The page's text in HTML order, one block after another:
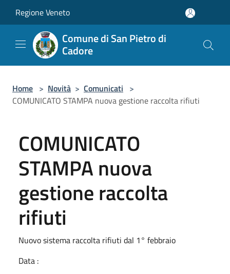
Regione Veneto
Comune di San Pietro di
Cadore
Home > Novità > Comunicati >
COMUNICATO STAMPA nuova gestione raccolta rifiuti
COMUNICATO
STAMPA nuova
gestione raccolta
rifiuti
Nuovo sistema raccolta rifiuti dal 1° febbraio
Data :